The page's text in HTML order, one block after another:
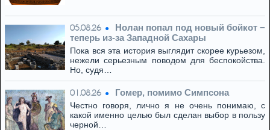
05.08.26
Нолан попал под новый бойкот −
теперь из‑за Западной Сахары
Пока вся эта история выглядит скорее курьезом,
нежели серьезным поводом для беспокойства.
Но, судя…
01.08.26 Гомер, помимо Симпсона
Честно говоря, лично я не очень понимаю, с
какой именно целью был сделан выбор в пользу
черной…